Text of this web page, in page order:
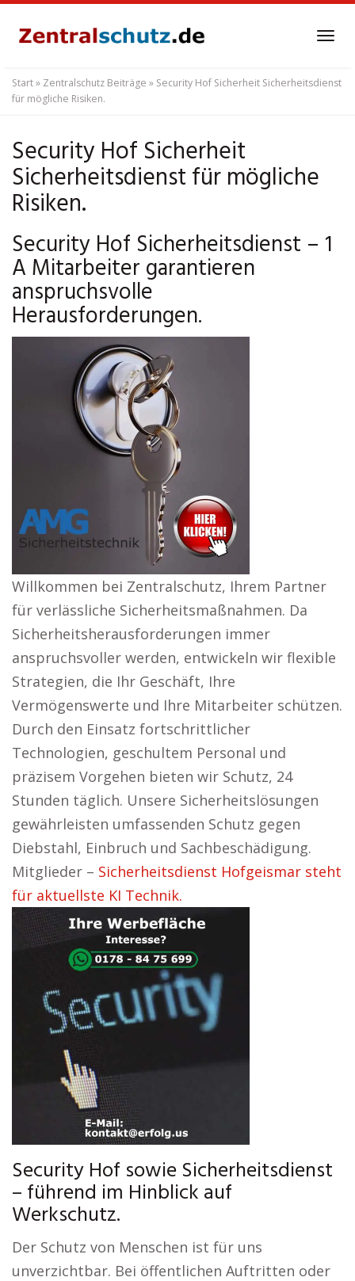
content
Start» Zentralschutz Beiträge » Security Hof Sicherheit Sicherheitsdienst
für mögliche Risiken.
Security Hof Sicherheit
Sicherheitsdienst für mögliche
Risiken.
Security Hof Sicherheitsdienst – 1
A Mitarbeiter garantieren
anspruchsvolle
Herausforderungen.
Willkommen bei Zentralschutz, Ihrem Partner
für verlässliche Sicherheitsmaßnahmen. Da
Sicherheitsherausforderungen immer
anspruchsvoller werden, entwickeln wir flexible
Strategien, die Ihr Geschäft, Ihre
Vermögenswerte und Ihre Mitarbeiter schützen.
Durch den Einsatz fortschrittlicher
Technologien, geschultem Personal und
präzisem Vorgehen bieten wir Schutz, 24
Stunden täglich. Unsere Sicherheitslösungen
gewährleisten umfassenden Schutz gegen
Diebstahl, Einbruch und Sachbeschädigung.
Mitglieder – Sicherheitsdienst Hofgeismar steht
für aktuellste KI Technik.
Security Hof sowie Sicherheitsdienst
– führend im Hinblick auf
Werkschutz.
Der Schutz von Menschen ist für uns
unverzichtbar. Bei öffentlichen Auftritten oder